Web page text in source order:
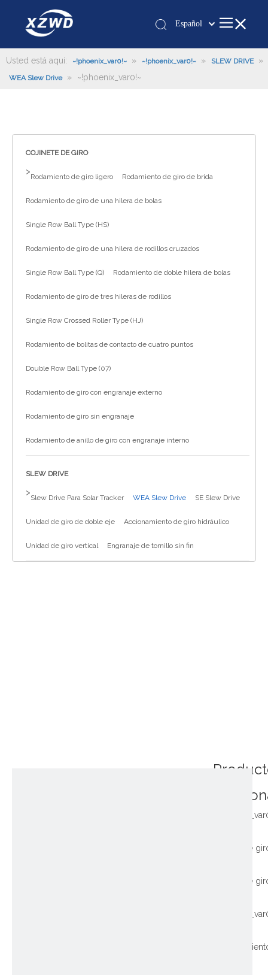
Español
românesc
Português
English
Español
Usted está aquí: ~!phoenix_var0!~ » ~!phoenix_var0!~ » SLEW DRIVE »
WEA Slew Drive » ~!phoenix_var0!~
COJINETE DE GIRO
>
Rodamiento de giro ligero Rodamiento de giro de brida
Rodamiento de giro de una hilera de bolas
Single Row Ball Type (HS)
Rodamiento de giro de una hilera de rodillos cruzados
Single Row Ball Type (Q) Rodamiento de doble hilera de bolas
Rodamiento de giro de tres hileras de rodillos
Single Row Crossed Roller Type (HJ)
Rodamiento de bolitas de contacto de cuatro puntos
Double Row Ball Type (07)
Rodamiento de giro con engranaje externo
Rodamiento de giro sin engranaje
Rodamiento de anillo de giro con engranaje interno
SLEW DRIVE
>
Slew Drive Para Solar Tracker WEA Slew Drive SE Slew Drive
Unidad de giro de doble eje Accionamiento de giro hidráulico
Unidad de giro vertical Engranaje de tornillo sin fin